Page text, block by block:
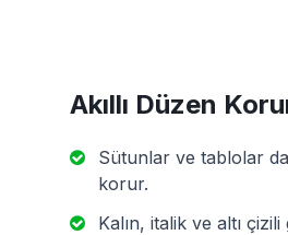
Akıllı Düzen
Sütunlar ve tablolar
korur.
Kalın, italik ve altı